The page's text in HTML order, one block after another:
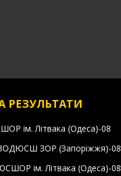
РЕЗУЛЬТАТИ
ім. Літвака (Одеса)-08
ЗОР (Запоріжжя)-08
ім. Літвака (Одеса)-08